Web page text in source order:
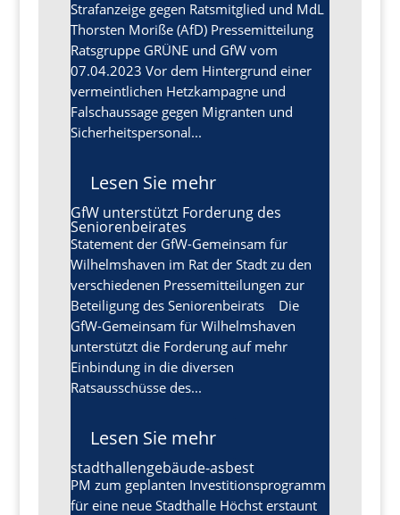
Strafanzeige gegen Ratsmitglied und MdL
Thorsten Moriße (AfD) Pressemitteilung
Ratsgruppe GRÜNE und GfW vom
07.04.2023 Vor dem Hintergrund einer
vermeintlichen Hetzkampagne und
Falschaussage gegen Migranten und
Sicherheitspersonal...
Lesen Sie mehr
GfW unterstützt Forderung des
Seniorenbeirates
Statement der GfW-Gemeinsam für
Wilhelmshaven im Rat der Stadt zu den
verschiedenen Pressemitteilungen zur
Beteiligung des Seniorenbeirats Die
GfW-Gemeinsam für Wilhelmshaven
unterstützt die Forderung auf mehr
Einbindung in die diversen
Ratsausschüsse des...
Lesen Sie mehr
stadthallengebäude-asbest
PM zum geplanten Investitionsprogramm
für eine neue Stadthalle Höchst erstaunt